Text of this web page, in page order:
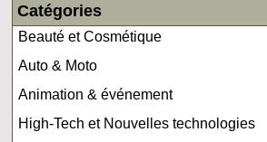
Catégories
Beauté et Cosmétique
Auto & Moto
Animation & événement
High-Tech et Nouvelles technologies